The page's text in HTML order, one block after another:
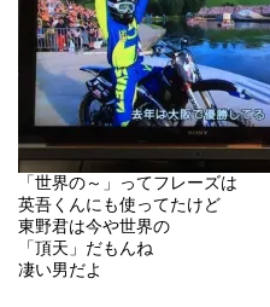
「世界の～」ってフレーズは
英吾くんにも使ってたけど
東野君は今や世界の
「頂天」だもんね
凄い男だよ